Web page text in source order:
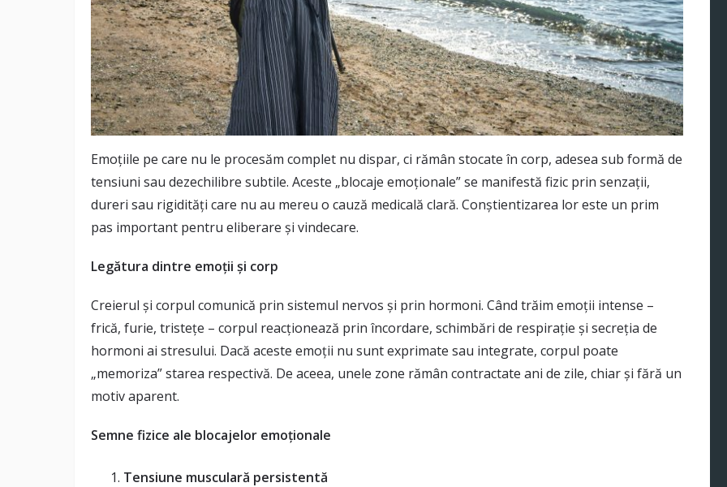
Emoțiile pe care nu le procesăm complet nu dispar, ci rămân stocate în corp, adesea sub formă de
tensiuni sau dezechilibre subtile. Aceste „blocaje emoționale” se manifestă fizic prin senzații,
dureri sau rigidități care nu au mereu o cauză medicală clară. Conștientizarea lor este un prim
pas important pentru eliberare și vindecare.
Legătura dintre emoții și corp
Creierul și corpul comunică prin sistemul nervos și prin hormoni. Când trăim emoții intense –
frică, furie, tristețe – corpul reacționează prin încordare, schimbări de respirație și secreția de
hormoni ai stresului. Dacă aceste emoții nu sunt exprimate sau integrate, corpul poate
„memoriza” starea respectivă. De aceea, unele zone rămân contractate ani de zile, chiar și fără un
motiv aparent.
Semne fizice ale blocajelor emoționale
Tensiune musculară persistentă